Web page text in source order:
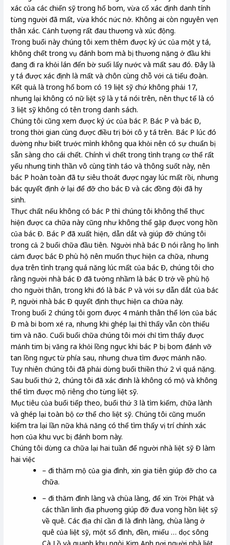
xác của các chiến sỹ trong hố bom, vừa cố xác định danh tính
từng người đã mất, vừa khóc nức nở. Không ai còn nguyên vẹn
thân xác. Cảnh tượng rất đau thương và xúc động.
Trong buổi này chúng tôi xem thêm được ký ức của một y tá,
không chết trong vụ đánh bom mà bị thương nặng ở đầu khi
đang đi ra khỏi lán đến bờ suối lấy nước và mất sau đó. Đây là
y tá được xác định là mất và chôn cùng chỗ với cả tiểu đoàn.
Kết quả là trong hố bom có 19 liệt sỹ chứ không phải 17,
nhưng lại không có nữ liệt sỹ là y tá nói trên, nên thực tế là có
3 liệt sỹ không có tên trong danh sách.
Chúng tôi cũng xem được ký ức của bác P. Bác P và bác Đ,
trong thời gian cùng được điều trị bởi cô y tá trên. Bác P lúc đó
dường như biết trước mình không qua khỏi nên có sự chuẩn bị
sẵn sàng cho cái chết. Chính vì chết trong tình trạng cơ thể rất
yếu nhưng tinh thần vô cùng tỉnh táo và thông suốt này, nên
bác P hoàn toàn đã tự siêu thoát được ngay lúc mất rồi, nhưng
bác quyết định ở lại để đỡ cho bác Đ và các đồng đội đã hy
sinh.
Thực chất nếu không có bác P thì chúng tôi không thể thực
hiện được ca chữa này cũng như không thể găp được vong hồn
của bác Đ. Bác P đã xuất hiện, dẫn dắt và giúp đỡ chúng tôi
trong cả 2 buổi chữa đầu tiên. Người nhà bác Đ nói rằng họ linh
cảm được bác Đ phù hộ nên muốn thực hiện ca chữa, nhưng
dựa trên tình trạng quá năng lúc mất của bác Đ, chúng tôi cho
rằng người nhà bác Đ đã tưởng nhầm là bác Đ trở về phù hộ
cho người thân, trong khi đó là bác P và với sự dẫn dắt của bác
P, người nhà bác Đ quyết định thực hiện ca chữa này.
Trong buổi 2 chúng tôi gom được 4 mảnh thân thể lớn của bác
Đ mà bi bom xé ra, nhưng khi ghép lại thì thấy vẫn còn thiếu
tim và não. Cuối buổi chữa chúng tôi mới chỉ tìm thấy được
mảnh tim bị văng ra khỏi lồng ngực khi bác P bị bom đánh vỡ
tan lồng ngực từ phía sau, nhưng chưa tìm được mảnh não.
Tuy nhiên chúng tôi đã phải dừng buổi thiền thứ 2 vì quá nặng.
Sau buổi thứ 2, chúng tôi đã xác đinh là không có mộ và không
thể tìm được mộ riêng cho từng liệt sỹ.
Mục tiêu của buổi tiếp theo, buổi thứ 3 là tìm kiếm, chữa lành
và ghép lại toàn bộ cơ thể cho liệt sỹ. Chúng tôi cũng muốn
kiểm tra lại lần nữa khả năng có thể tìm thấy vị trí chính xác
hơn của khu vực bị đánh bom này.
Chúng tôi dừng ca chữa lại hai tuần để người nhà liệt sỹ Đ làm
hai việc
– đi thăm mộ của gia đình, xin gia tiên giúp đỡ cho ca
chữa.
– đi thăm đình làng và chùa làng, để xin Trời Phật và
các thần linh địa phương giúp đỡ đưa vong hồn liệt sỹ
về quê. Các địa chỉ cần đi là đình làng, chùa làng ở
quê của liệt sỹ, một số đình, đền, miếu … dọc sông
Cà Lồ và quanh khu ngòi Kim Anh nơi người nhà liệt